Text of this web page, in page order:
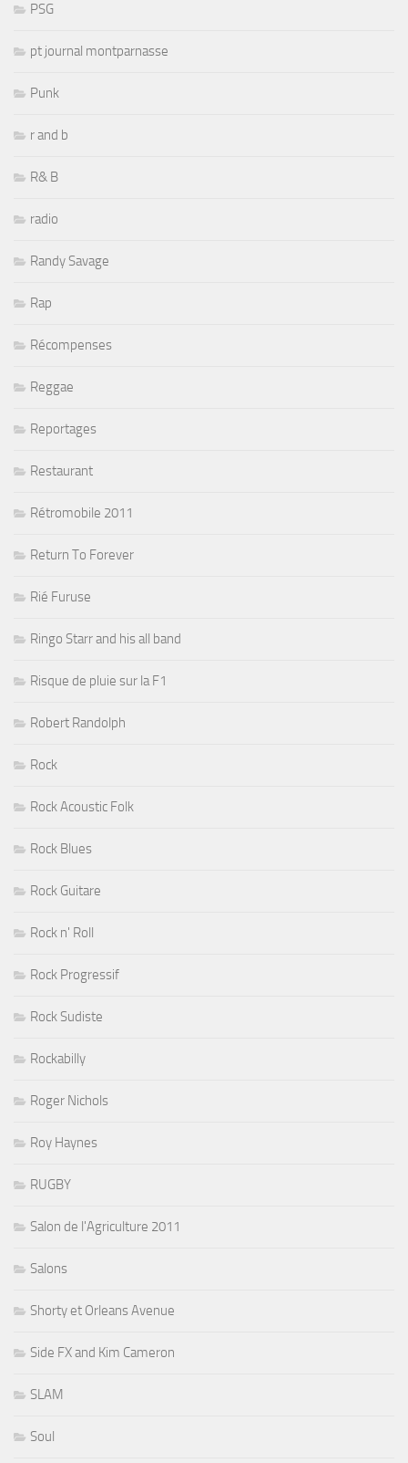
PSG
pt journal montparnasse
Punk
r and b
R& B
radio
Randy Savage
Rap
Récompenses
Reggae
Reportages
Restaurant
Rétromobile 2011
Return To Forever
Rié Furuse
Ringo Starr and his all band
Risque de pluie sur la F1
Robert Randolph
Rock
Rock Acoustic Folk
Rock Blues
Rock Guitare
Rock n' Roll
Rock Progressif
Rock Sudiste
Rockabilly
Roger Nichols
Roy Haynes
RUGBY
Salon de l'Agriculture 2011
Salons
Shorty et Orleans Avenue
Side FX and Kim Cameron
SLAM
Soul